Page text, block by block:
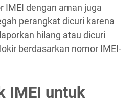
IMEI dengan aman juga
perangkat dicuri karena
hilang atau dicuri
berdasarkan nomor IMEI-
IMEI untuk